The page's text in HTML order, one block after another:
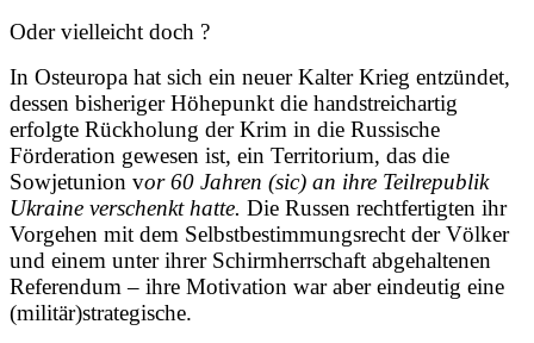
Oder vielleicht doch ?
In Osteuropa hat sich ein neuer Kalter Krieg entzündet,
dessen bisheriger Höhepunkt die handstreichartig
erfolgte Rückholung der Krim in die Russische
Förderation gewesen ist, ein Territorium, das die
Sowjetunion vor 60 Jahren (sic) an ihre Teilrepublik
Ukraine verschenkt hatte. Die Russen rechtfertigten ihr
Vorgehen mit dem Selbstbestimmungsrecht der Völker
und einem unter ihrer Schirmherrschaft abgehaltenen
Referendum – ihre Motivation war aber eindeutig eine
(militär)strategische.